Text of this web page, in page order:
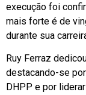
execução foi
mais forte é de
durante sua
Ruy Ferraz
destacando-se
DHPP e por